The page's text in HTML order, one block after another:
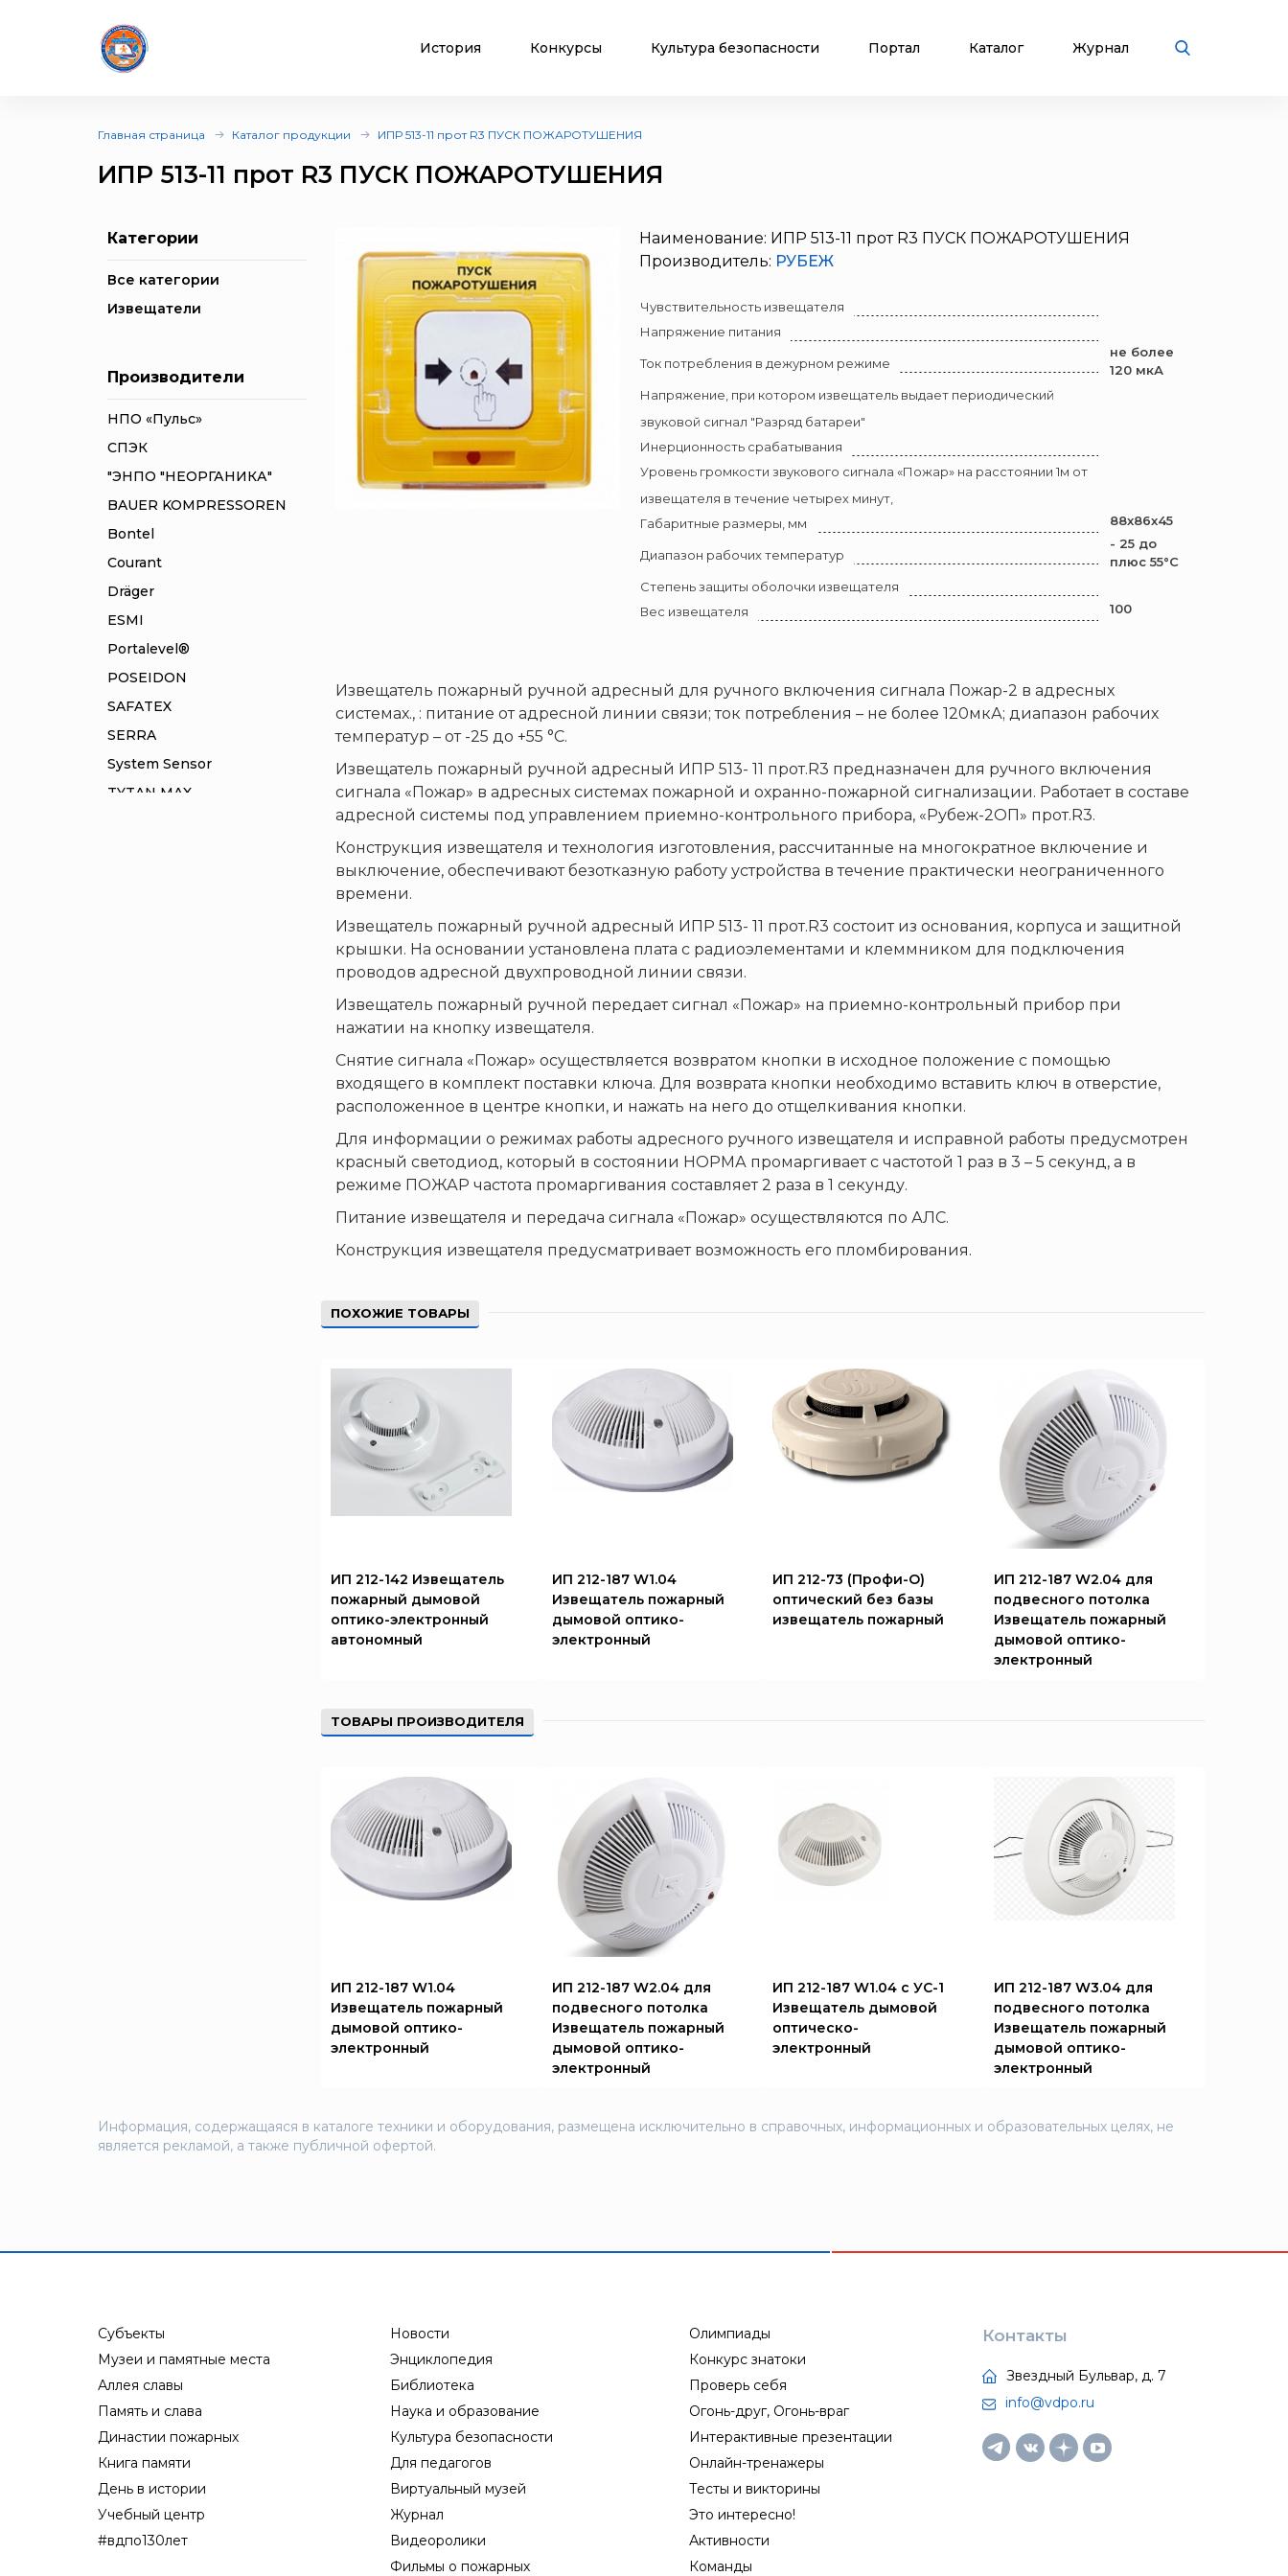
История Конкурсы Культура безопасности Портал Каталог Журнал
Главная страница Каталог продукции ИПР 513-11 прот R3 ПУСК ПОЖАРОТУШЕНИЯ
ИПР 513-11 прот R3 ПУСК ПОЖАРОТУШЕНИЯ
Категории
Все категории
Извещатели
Производители
НПО «Пульс»
СПЭК
"ЭНПО "НЕОРГАНИКА"
BAUER KOMPRESSOREN
Bontel
Courant
Dräger
ESMI
Portalevel®
POSEIDON
SAFATEX
SERRA
System Sensor
TYTAN MAX
ЮНИТЕСТ
Наименование: ИПР 513-11 прот R3 ПУСК ПОЖАРОТУШЕНИЯ
Производитель: РУБЕЖ
Чувствительность извещателя
Напряжение питания
Ток потребления в дежурном режиме
не более
120 мкА
Напряжение, при котором извещатель выдает периодический
звуковой сигнал "Разряд батареи"
Инерционность срабатывания
Уровень громкости звукового сигнала «Пожар» на расстоянии 1м от
извещателя в течение четырех минут,
Габаритные размеры, мм
88х86х45
Диапазон рабочих температур
- 25 до
плюс 55°С
Степень защиты оболочки извещателя
Вес извещателя
100
Извещатель пожарный ручной адресный для ручного включения сигнала Пожар-2 в адресных
системах., : питание от адресной линии связи; ток потребления – не более 120мкА; диапазон рабочих
температур – от -25 до +55 °С.
Извещатель пожарный ручной адресный ИПР 513- 11 прот.R3 предназначен для ручного включения
сигнала «Пожар» в адресных системах пожарной и охранно-пожарной сигнализации. Работает в составе
адресной системы под управлением приемно-контрольного прибора, «Рубеж-2ОП» прот.R3.
Конструкция извещателя и технология изготовления, рассчитанные на многократное включение и
выключение, обеспечивают безотказную работу устройства в течение практически неограниченного
времени.
Извещатель пожарный ручной адресный ИПР 513- 11 прот.R3 состоит из основания, корпуса и защитной
крышки. На основании установлена плата с радиоэлементами и клеммником для подключения
проводов адресной двухпроводной линии связи.
Извещатель пожарный ручной передает сигнал «Пожар» на приемно-контрольный прибор при
нажатии на кнопку извещателя.
Снятие сигнала «Пожар» осуществляется возвратом кнопки в исходное положение с помощью
входящего в комплект поставки ключа. Для возврата кнопки необходимо вставить ключ в отверстие,
расположенное в центре кнопки, и нажать на него до отщелкивания кнопки.
Для информации о режимах работы адресного ручного извещателя и исправной работы предусмотрен
красный светодиод, который в состоянии НОРМА промаргивает с частотой 1 раз в 3 – 5 секунд, а в
режиме ПОЖАР частота промаргивания составляет 2 раза в 1 секунду.
Питание извещателя и передача сигнала «Пожар» осуществляются по АЛС.
Конструкция извещателя предусматривает возможность его пломбирования.
ПОХОЖИЕ ТОВАРЫ
ИП 212-142 Извещатель
пожарный дымовой
оптико-электронный
автономный
ИП 212-187 W1.04
Извещатель пожарный
дымовой оптико-
электронный
ИП 212-73 (Профи-О)
оптический без базы
извещатель пожарный
ИП 212-187 W2.04 для
подвесного потолка
Извещатель пожарный
дымовой оптико-
электронный
ТОВАРЫ ПРОИЗВОДИТЕЛЯ
ИП 212-187 W1.04
Извещатель пожарный
дымовой оптико-
электронный
ИП 212-187 W2.04 для
подвесного потолка
Извещатель пожарный
дымовой оптико-
электронный
ИП 212-187 W1.04 с УС-1
Извещатель дымовой
оптическо-
электронный
ИП 212-187 W3.04 для
подвесного потолка
Извещатель пожарный
дымовой оптико-
электронный
Информация, содержащаяся в каталоге техники и оборудования, размещена исключительно в справочных, информационных и образовательных целях, не
является рекламой, а также публичной офертой.
Субъекты
Музеи и памятные места
Аллея славы
Память и слава
Династии пожарных
Книга памяти
День в истории
Учебный центр
#вдпо130лет
Новости
Энциклопедия
Библиотека
Наука и образование
Культура безопасности
Для педагогов
Виртуальный музей
Журнал
Видеоролики
Фильмы о пожарных
Олимпиады
Конкурс знатоки
Проверь себя
Огонь-друг, Огонь-враг
Интерактивные презентации
Онлайн-тренажеры
Тесты и викторины
Это интересно!
Активности
Команды
Контакты
Звездный Бульвар, д. 7
info@vdpo.ru